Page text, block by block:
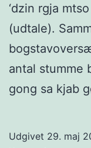
‘dzin rgja
(udtale).
antal stumme
gong sa kjab
Udgivet 29. maj